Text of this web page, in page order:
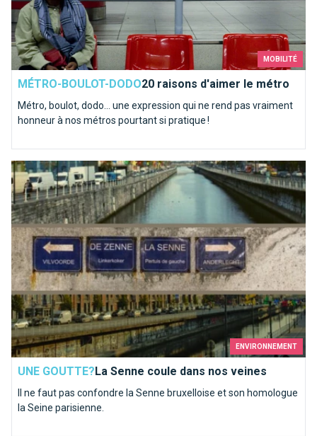
MOBILITÉ
MÉTRO-BOULOT-DODO20 raisons d'aimer le métro
Métro, boulot, dodo… une expression qui ne rend pas vraiment
honneur à nos métros pourtant si pratique !
ENVIRONNEMENT
UNE GOUTTE?La Senne coule dans nos veines
Il ne faut pas confondre la Senne bruxelloise et son homologue
la Seine parisienne.
La Senne coule dans nos veines